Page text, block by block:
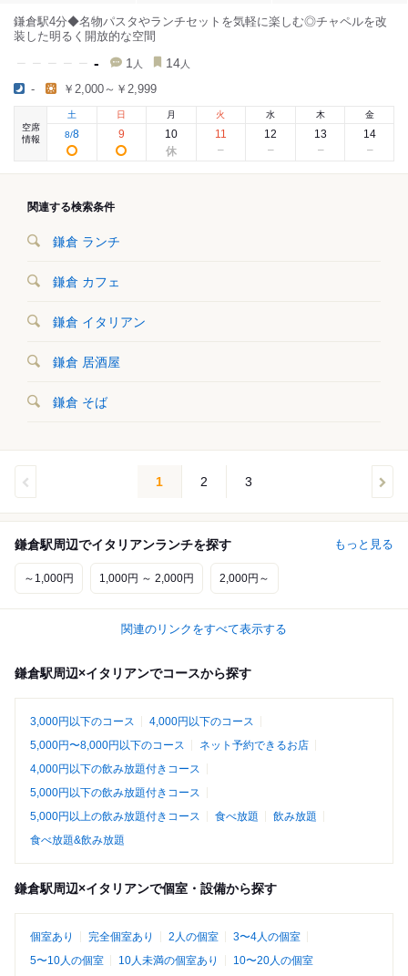
鎌倉駅4分◆名物パスタやランチセットを気軽に楽しむ◎チャペルを改
装した明るく開放的な空間
- 1 人 14 人
- ￥2,000～￥2,999
空席
情報
土
8/8
日
9
月
10
火
11
水
12
木
13
金
14
関連する検索条件
鎌倉 ランチ
鎌倉 カフェ
鎌倉 イタリアン
鎌倉 居酒屋
鎌倉 そば
1 2 3
鎌倉駅周辺でイタリアンランチを探す もっと見る
～1,000円 1,000円 ～ 2,000円 2,000円～
関連のリンクをすべて表示する
鎌倉駅周辺×イタリアンでコースから探す
3,000円以下のコース
4,000円以下のコース
5,000円〜8,000円以下のコース
ネット予約できるお店
4,000円以下の飲み放題付きコース
5,000円以下の飲み放題付きコース
5,000円以上の飲み放題付きコース
食べ放題
飲み放題
食べ放題&飲み放題
鎌倉駅周辺×イタリアンで個室・設備から探す
個室あり 完全個室あり 2人の個室
3〜4人の個室
5〜10人の個室
10人未満の個室あり 10〜20人の個室